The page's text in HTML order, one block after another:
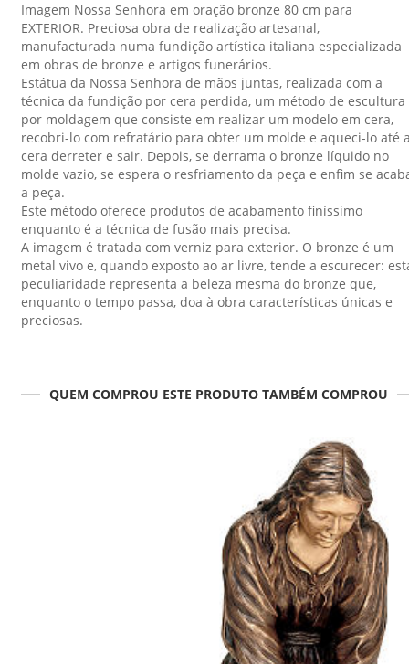
Imagem Nossa Senhora em oração bronze 80 cm para
EXTERIOR. Preciosa obra de realização artesanal,
manufacturada numa fundição artística italiana especializada
em obras de bronze e artigos funerários.
Estátua da Nossa Senhora de mãos juntas, realizada com a
técnica da fundição por cera perdida, um método de escultura
por moldagem que consiste em realizar um modelo em cera,
recobri-lo com refratário para obter um molde e aqueci-lo até
cera derreter e sair. Depois, se derrama o bronze líquido no
molde vazio, se espera o resfriamento da peça e enfim se
a peça.
Este método oferece produtos de acabamento finíssimo
enquanto é a técnica de fusão mais precisa.
A imagem é tratada com verniz para exterior. O bronze é um
metal vivo e, quando exposto ao ar livre, tende a escurecer:
peculiaridade representa a beleza mesma do bronze que,
enquanto o tempo passa, doa à obra características únicas e
preciosas.
QUEM COMPROU ESTE PRODUTO TAMBÉM COMPROU